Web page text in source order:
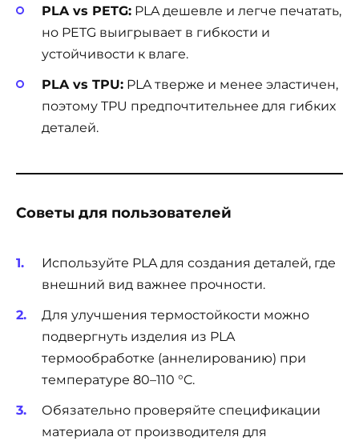
PLA vs PETG: PLA дешевле и легче печатать,
но PETG выигрывает в гибкости и
устойчивости к влаге.
PLA vs TPU: PLA тверже и менее эластичен,
поэтому TPU предпочтительнее для гибких
деталей.
Советы для пользователей
Используйте PLA для создания деталей, где
внешний вид важнее прочности.
Для улучшения термостойкости можно
подвергнуть изделия из PLA
термообработке (аннелированию) при
температуре 80–110 °C.
Обязательно проверяйте спецификации
материала от производителя для